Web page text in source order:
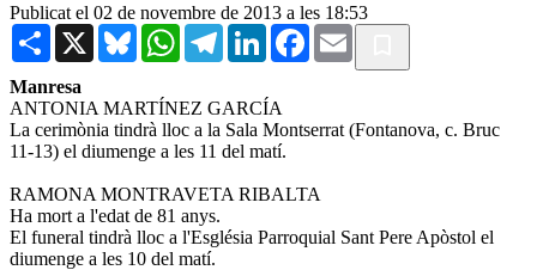
Publicat el 02 de novembre de 2013 a les 18:53
Share X BlueskyWhatsAppTelegramLinkedInFacebook
Email
Manresa
ANTONIA MARTÍNEZ GARCÍA
La cerimònia tindrà lloc a la Sala Montserrat (Fontanova, c. Bruc
11-13) el diumenge a les 11 del matí.
RAMONA MONTRAVETA RIBALTA
Ha mort a l'edat de 81 anys.
El funeral tindrà lloc a l'Església Parroquial Sant Pere Apòstol el
diumenge a les 10 del matí.